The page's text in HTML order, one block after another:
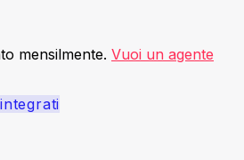
mensilmente. Vuoi un agente